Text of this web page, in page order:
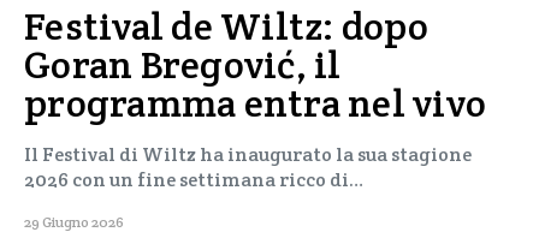
Festival de Wiltz: dopo
Goran Bregović, il
programma entra nel vivo
Il Festival di Wiltz ha inaugurato la sua stagione
2026 con un fine settimana ricco di…
29 Giugno 2026